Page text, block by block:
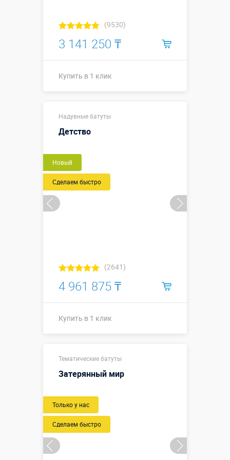
(9530)
3 141 250 ₸
Купить в 1 клик
Больше деталей →
Надувные батуты
Детство
Новый
Сделаем быстро
(2641)
4 961 875 ₸
Купить в 1 клик
Размеры, м:
размеры, с
Тематические батуты
Затерянный мир
Только у нас
Сделаем быстро